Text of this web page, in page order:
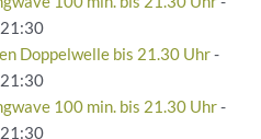
Doppelwelle bis 21.30 Uhr-
100 min. bis 21.30 Uhr-